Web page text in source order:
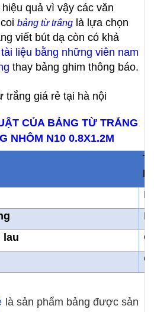
quả vì vậy các văn
bảng từ trắng là lựa chọn
viết bút dạ còn có khả
liệu bằng những viên nam
thay bảng ghim thông báo.
CỦA BẢNG TỪ TRẮNG
NHÔM N10 0.8X1.2M
lau
là sản phẩm bảng được sản